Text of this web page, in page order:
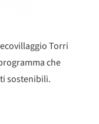
Torri
che
sostenibili.